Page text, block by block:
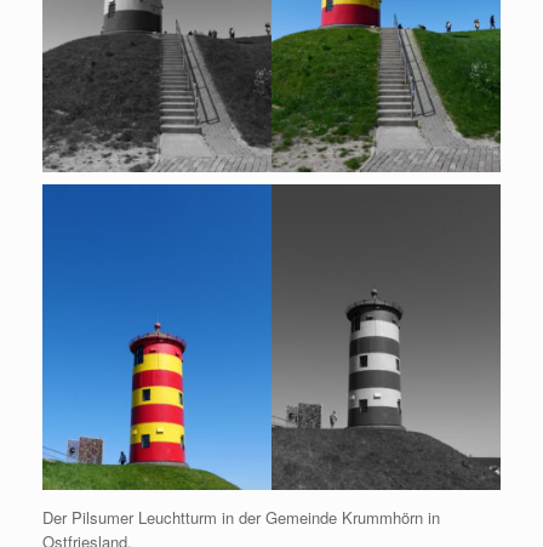
Der Pilsumer Leuchtturm in der Gemeinde Krummhörn in
Ostfriesland.